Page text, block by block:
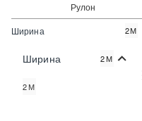
Рулон
Цена:
Ширина 2М
Ширина 2М
2М